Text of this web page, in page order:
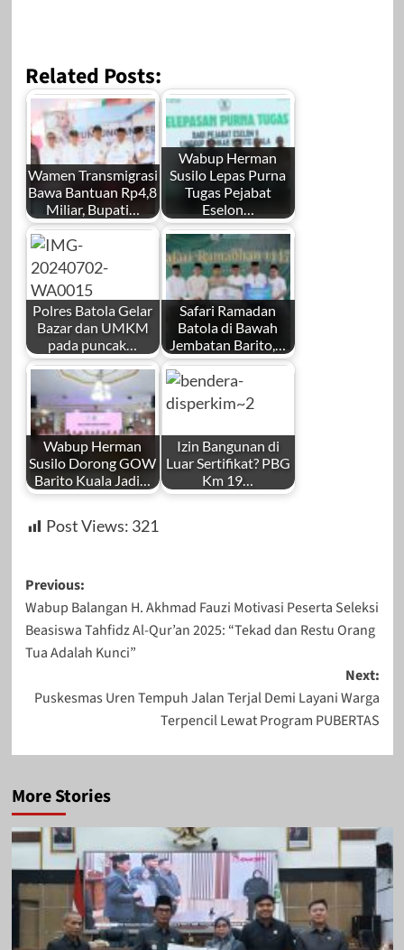
Related Posts:
Wamen Transmigrasi
Bawa Bantuan Rp4,8
Miliar, Bupati…
Wabup Herman
Susilo Lepas Purna
Tugas Pejabat
Eselon…
Polres Batola Gelar
Bazar dan UMKM
pada puncak…
Safari Ramadan
Batola di Bawah
Jembatan Barito,…
Wabup Herman
Susilo Dorong GOW
Barito Kuala Jadi…
Izin Bangunan di
Luar Sertifikat? PBG
Km 19…
Post Views: 321
Post
navigation
Previous:
Wabup Balangan H. Akhmad Fauzi Motivasi Peserta Seleksi
Beasiswa Tahfidz Al-Qur’an 2025: “Tekad dan Restu Orang
Tua Adalah Kunci”
Next:
Puskesmas Uren Tempuh Jalan Terjal Demi Layani Warga
Terpencil Lewat Program PUBERTAS
More Stories